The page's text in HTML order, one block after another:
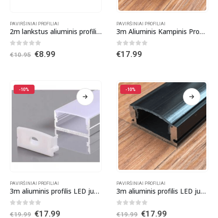
PAVIRŠINIAI PROFILIAI
2m lankstus aliuminis profilis LED juostai su dangteliu
out of 5
€10.95 Original
€8.99Current
PAVIRŠINIAI PROFILIAI
3m Aliuminis Kampinis Profilis LED juostai JUODAS Komplektas
0out of 5
€17.99
-10%
PAVIRŠINIAI PROFILIAI
3m aliuminis profilis LED juostai su dangteliu ir antgaliais
out of 5
€19.99 Original
€17.99Current
-10%
PAVIRŠINIAI PROFILIAI
3m aliuminis profilis LED juostai su dangteliu ir antgaliais Juodas
out of 5
€19.99 Original
€17.99Current